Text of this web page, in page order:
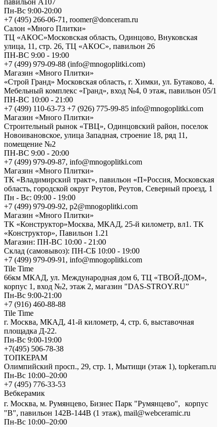
Пн-Вс 9:00-20:00
+7 (495) 266-06-71, roomer@donceram.ru
Салон «Много Плитки»
ТЦ «АКОС»Московская область, Одинцово, Внуковская
улица, 11, стр. 26, ТЦ «АКОС», павильон 26
ПН-ВС 9:00 - 19:00
+7 (499) 979-09-88 (info@mnogoplitki.com)
Магазин «Много Плитки»
«Строй Гранд» Московская область, г. Химки, ул. Бутаково, 4.
Мебельный комплекс «Гранд», вход №4, 0 этаж, павильон 05/1
ПН-ВС 10:00 - 21:00
+7 (499) 110-63-73 +7 (926) 775-99-85 info@mnogoplitki.com
Магазин «Много Плитки»
Cтроительный рынок «ТВЦ», Одинцовский район, поселок
Новоивановское, улица Западная, строение 18, ряд 11,
помещение №2
ПН-ВС 9:00 - 20:00
+7 (499) 979-09-87, info@mnogoplitki.com
Магазин «Много Плитки»
ТК «Владимирский тракт», павильон «П»Россия, Московская
область, городской округ Реутов, Реутов, Северный проезд, 1
Пн - Вс: 09:00 - 19:00
+7 (499) 979-09-92, p2@mnogoplitki.com
Магазин «Много Плитки»
ТК «Конструктор»Москва, МКАД, 25-й километр, вл1. ТК
«Конструктор», Павильон 1.21
Магазин: ПН-ВС 10:00 - 21:00
Склад (самовывоз): ПН-СБ 10:00 - 19:00
+7 (499) 979-09-91, info@mnogoplitki.com
Tile Time
66км МКАД, ул. Международная дом 6, ТЦ «ТВОЙ-ДОМ»,
корпус 1, вход №2, этаж 2, магазин "DAS-STROY.RU”
Пн-Вс 9:00-21:00
+7 (916) 460-88-88
Tile Time
г. Москва, МКАД, 41-й километр, 4, стр. 6, выставочная
площадка Д-22.
Пн-Вс 9:00-19:00
+7(495) 506-78-38
ТОПКЕРАМ
Олимпийский просп., 29, стр. 1, Мытищи (этаж 1), topkeram.ru
Пн-Вс 10:00–20:00
+7 (495) 776-33-53
Вебкерамик
г. Москва, м. Румянцево, Бизнес Парк "Румянцево", корпус
"В", павильон 142В-144В (1 этаж), mail@webceramic.ru
Пн-Вс 10:00–20:00